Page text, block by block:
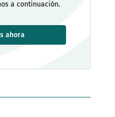
a continuación.
ahora